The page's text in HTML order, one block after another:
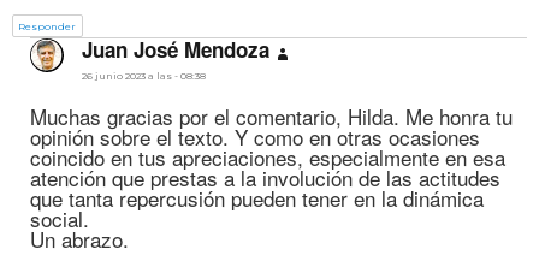
Responder
Juan José Mendoza dice:
26 junio 2023 a las - 08:38
Muchas gracias por el comentario, Hilda. Me honra tu
opinión sobre el texto. Y como en otras ocasiones
coincido en tus apreciaciones, especialmente en esa
atención que prestas a la involución de las actitudes
que tanta repercusión pueden tener en la dinámica
social.
Un abrazo.